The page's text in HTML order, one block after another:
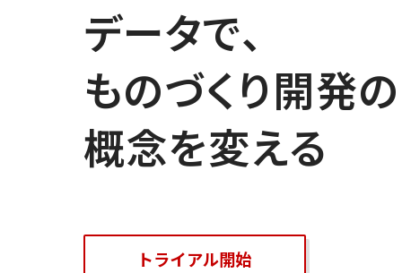
データで、
ものづくり開発の
概念を変える
トライアル開始